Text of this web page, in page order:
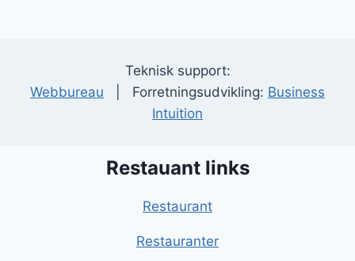
Teknisk support:
Webbureau | Forretningsudvikling: Business
Intuition
Restauant links
Restaurant
Restauranter